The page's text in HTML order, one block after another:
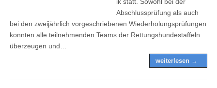
Abschlussprüfung als auch
bei den zweijährlich vorgeschriebenen Wiederholungsprüfungen
konnten alle teilnehmenden Teams der Rettungshundestaffeln
überzeugen und…
weiterlesen →